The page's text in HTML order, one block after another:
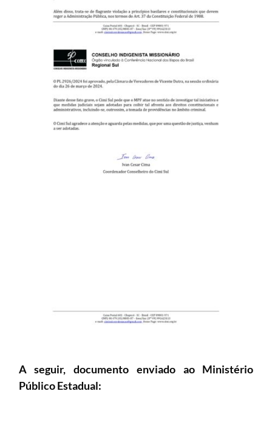
A seguir, documento enviado ao Ministério
Público Estadual: